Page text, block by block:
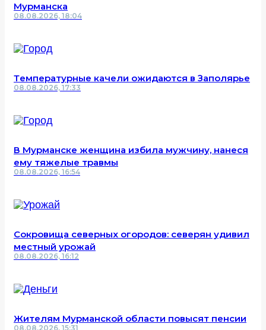
Мурманска
08.08.2026, 18:04
Температурные качели ожидаются в Заполярье
08.08.2026, 17:33
В Мурманске женщина избила мужчину, нанеся
ему тяжелые травмы
08.08.2026, 16:54
Сокровища северных огородов: северян удивил
местный урожай
08.08.2026, 16:12
Жителям Мурманской области повысят пенсии
08.08.2026, 15:31